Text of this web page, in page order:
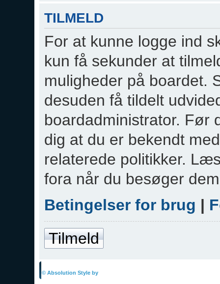
TILMELD
For at kunne logge ind
kun få sekunder at
muligheder på boardet.
desuden få tildelt
boardadministrator. Før
dig at du er bekendt
relaterede politikker.
fora når du besøger
Betingelser for brug |
Tilmeld
© Absolution Style by